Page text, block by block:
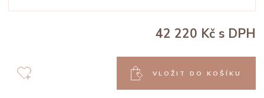
42 220 Kč s DPH
VLOŽIT DO KOŠÍKU